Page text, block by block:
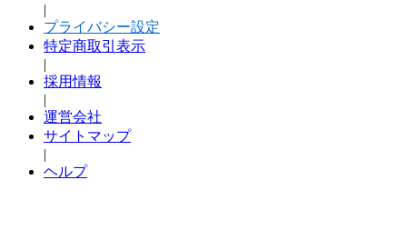
|
プライバシー設定
特定商取引表示
|
採用情報
|
運営会社
サイトマップ
|
ヘルプ